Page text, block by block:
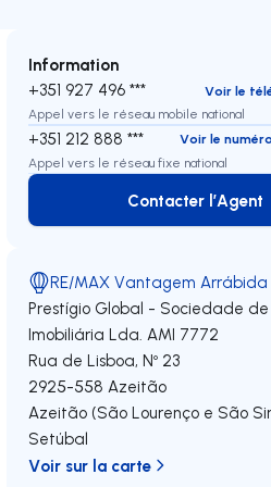
Information
+351 927 496 ***
Voir le
Appel vers le réseau mobile national
+351 212 888 ***
Voir le
Appel vers le réseau fixe national
Contacter
Contacter l’Agent
RE/MAX Vantagem Arrábida
Prestígio Global - Sociedade
Imobiliária Lda. AMI 7772
Rua de Lisboa, Nº 23
2925-558 Azeitão
Azeitão (São Lourenço e São
Setúbal
Voir sur la carte